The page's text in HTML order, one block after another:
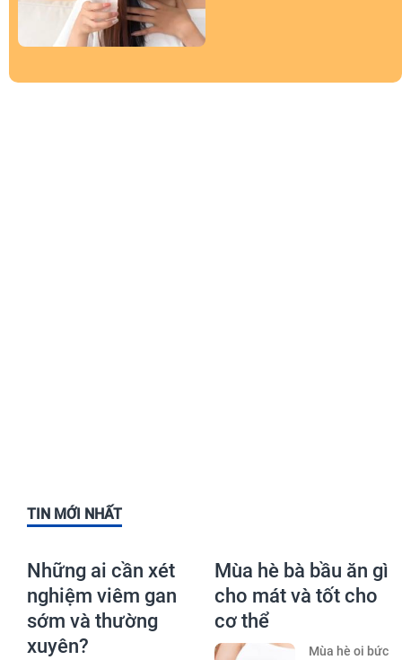
TIN MỚI NHẤT
Những ai cần xét
nghiệm viêm gan
sớm và thường
xuyên?
Mùa hè bà bầu ăn gì
cho mát và tốt cho
cơ thể
Mùa hè oi bức